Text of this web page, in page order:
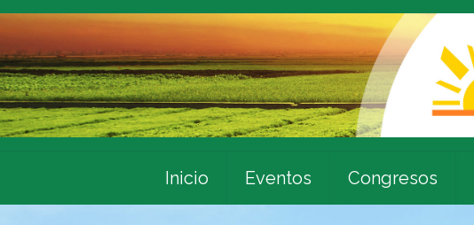
Inicio Eventos Congresos